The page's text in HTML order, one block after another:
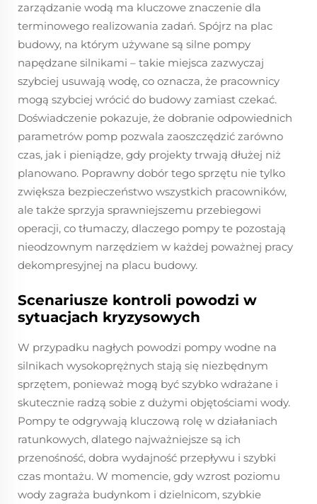
zarządzanie wodą ma kluczowe znaczenie dla
terminowego realizowania zadań. Spójrz na plac
budowy, na którym używane są silne pompy
napędzane silnikami – takie miejsca zazwyczaj
szybciej usuwają wodę, co oznacza, że pracownicy
mogą szybciej wrócić do budowy zamiast czekać.
Doświadczenie pokazuje, że dobranie odpowiednich
parametrów pomp pozwala zaoszczędzić zarówno
czas, jak i pieniądze, gdy projekty trwają dłużej niż
planowano. Poprawny dobór tego sprzętu nie tylko
zwiększa bezpieczeństwo wszystkich pracowników,
ale także sprzyja sprawniejszemu przebiegowi
operacji, co tłumaczy, dlaczego pompy te pozostają
nieodzownym narzędziem w każdej poważnej pracy
dekompresyjnej na placu budowy.
Scenariusze kontroli powodzi w
sytuacjach kryzysowych
W przypadku nagłych powodzi pompy wodne na
silnikach wysokoprężnych stają się niezbędnym
sprzętem, ponieważ mogą być szybko wdrażane i
skutecznie radzą sobie z dużymi objętościami wody.
Pompy te odgrywają kluczową rolę w działaniach
ratunkowych, dlatego najważniejsze są ich
przenośność, dobra wydajność przepływu i szybki
czas montażu. W momencie, gdy wzrost poziomu
wody zagraża budynkom i dzielnicom, szybkie